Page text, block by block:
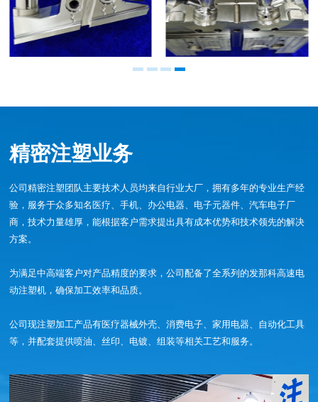
精密注塑业务
公司精密注塑团队主要技术人员均来自行业大厂，拥有多年的专业生产经
验，服务于众多知名医疗、手机、办公电器、电子元器件、汽车电子厂
商，技术力量雄厚，能根据客户需求提出具有成本优势和技术领先的解决
方案。
为满足中高端客户对产品精度的要求，公司配备了全系列的发那科高速电
动注塑机，确保加工效率和品质。
公司现注塑加工产品有医疗器械外壳、消费电子、家用电器、自动化工具
等，并配套提供喷油、丝印、电镀、组装等相关工艺和服务。